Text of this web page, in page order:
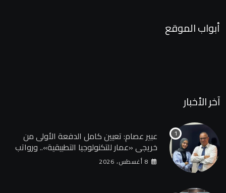
أبواب الموقع
آخر الأخبار
عبير عصام: تعيين كامل الدفعة الأولى من
خريجي «عمار للتكنولوجيا التطبيقية».. ورواتب
تصل إلى 13 ألف جنيه
8 أغسطس، 2026